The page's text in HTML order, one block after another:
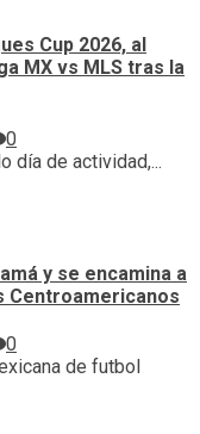
Cup 2026, al
MX vs MLS tras la
0
día de actividad,...
y se encamina a
Centroamericanos
0
de futbol